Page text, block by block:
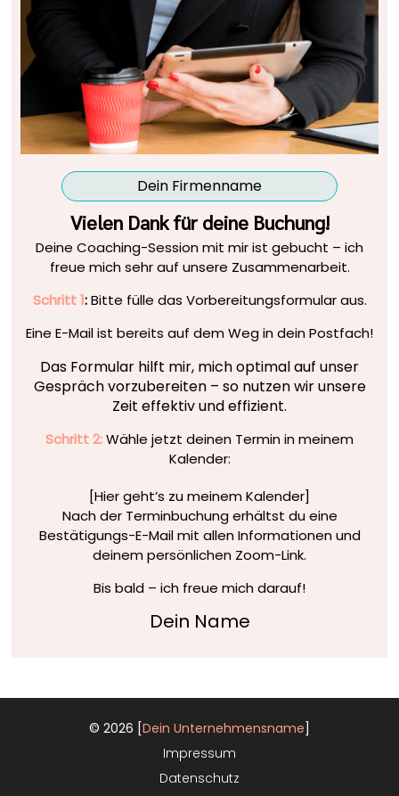
Dein Firmenname
Vielen Dank für deine Buchung!
Deine Coaching-Session mit mir ist gebucht – ich
freue mich sehr auf unsere Zusammenarbeit.
Schritt 1:Bitte fülle das Vorbereitungsformular aus.
Eine E-Mail ist bereits auf dem Weg in dein Postfach!
Das Formular hilft mir, mich optimal auf unser
Gespräch vorzubereiten – so nutzen wir unsere
Zeit effektiv und effizient.
Schritt 2:Wähle jetzt deinen Termin in meinem
Kalender:
[Hier geht’s zu meinem Kalender]
Nach der Terminbuchung erhältst du eine
Bestätigungs-E-Mail mit allen Informationen und
deinem persönlichen Zoom-Link.
Bis bald – ich freue mich darauf!
Dein Name
© 2026 [Dein Unternehmensname]
Impressum
Datenschutz